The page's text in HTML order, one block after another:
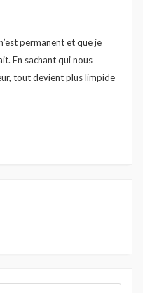
permanent et que je
En sachant qui nous
tout devient plus limpide